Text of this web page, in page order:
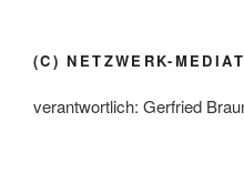
(C) NETZWERK-
verantwortlich: Gerfried